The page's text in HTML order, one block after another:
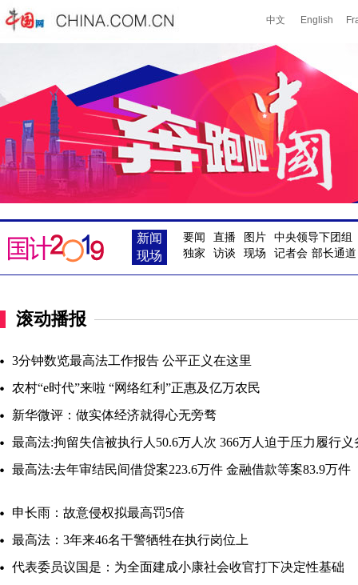
新闻
现场
要闻 直播 图片
中央领导下团组
独家
访谈 现场 记者会 部长通道
滚动播报
3分钟数览最高法工作报告 公平正义在这里
农村“e时代”来啦 “网络红利”正惠及亿万农民
新华微评：做实体经济就得心无旁骛
最高法:拘留失信被执行人50.6万人次 366万人迫于压力履行义
最高法:去年审结民间借贷案223.6万件 金融借款等案83.9万件
申长雨：故意侵权拟最高罚5倍
最高法：3年来46名干警牺牲在执行岗位上
代表委员议国是：为全面建成小康社会收官打下决定性基础